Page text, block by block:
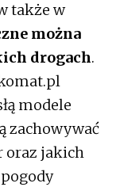
także w
można
drogach.
modele
zachowywać
oraz jakich